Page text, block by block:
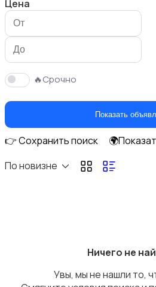
Головные уборы
Домашняя одежда
Цена
🔥Срочно
Показать
👉 Сохранить поиск
По новизне
Ничего не
Увы, мы не нашли то,